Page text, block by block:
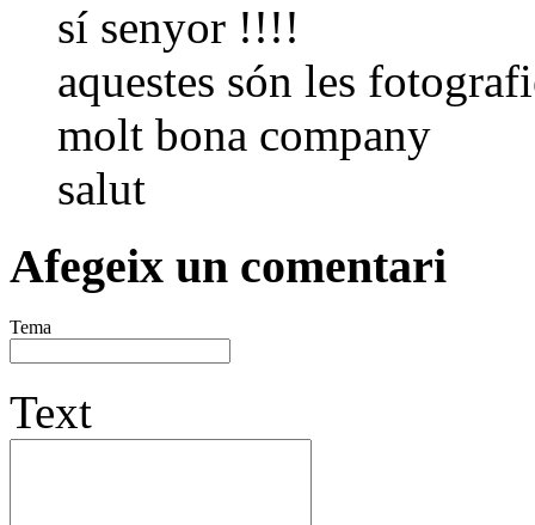
sí senyor !!!!
aquestes són les
molt bona company
salut
Afegeix un comentari
Tema
Text